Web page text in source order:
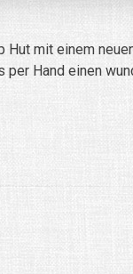
Hut mit einem
Hand einen